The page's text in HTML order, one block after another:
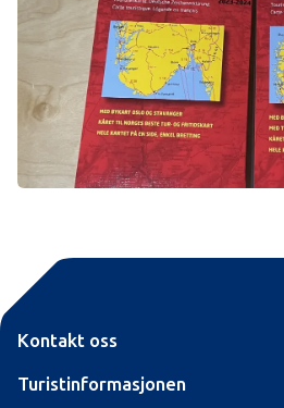
Veikart over Sør-Norge sør
du kjøpt i
Fjellbad.
Kontakt oss
Turistinformasjonen